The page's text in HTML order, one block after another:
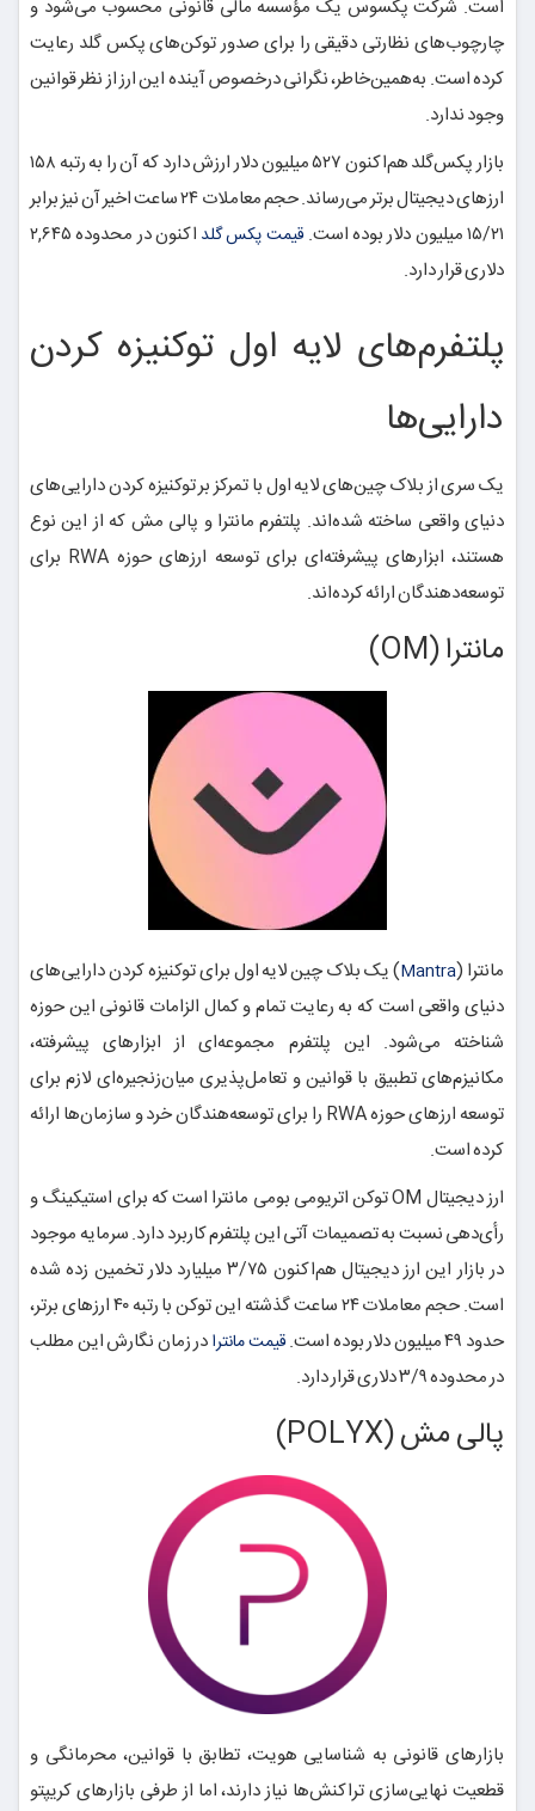
است. شرکت پکسوس یک مؤسسه مالی قانونی محسوب می‌شود و
چارچوب‌های نظارتی دقیقی را برای صدور توکن‌های پکس گلد رعایت
کرده است. به‌همین‌خاطر، نگرانی درخصوص آینده این ارز از نظر قوانین
وجود ندارد.
بازار پکس‌گلد هم‌اکنون ۵۲۷ میلیون دلار ارزش دارد که آن را به رتبه ۱۵۸
ارزهای دیجیتال برتر می‌رساند. حجم معاملات ۲۴ ساعت اخیر آن نیز برابر
۱۵/۲۱ میلیون دلار بوده است.
قیمت پکس گلد
اکنون در محدوده ۲,۶۴۵
دلاری قرار دارد.
پلتفرم‌های لایه اول توکنیزه کردن
دارایی‌ها
یک سری از بلاک چین‌های لایه اول با تمرکز بر توکنیزه کردن دارایی‌های
دنیای واقعی ساخته شده‌اند. پلتفرم مانترا و پالی مش که از این نوع
هستند، ابزارهای پیشرفته‌ای برای توسعه ارزهای حوزه RWA برای
توسعه‌دهندگان ارائه کرده‌اند.
مانترا (OM)
مانترا (Mantra) یک بلاک چین لایه اول برای توکنیزه کردن دارایی‌های
دنیای واقعی است که به رعایت تمام و کمال الزامات قانونی این حوزه
شناخته می‌شود. این پلتفرم مجموعه‌ای از ابزارهای پیشرفته،
مکانیزم‌های تطبیق با قوانین و تعامل‌پذیری میان‌زنجیره‌ای لازم برای
توسعه ارزهای حوزه RWA را برای توسعه‌هندگان خرد و سازمان‌ها ارائه
کرده است.
ارز دیجیتال OM توکن اتریومی بومی مانترا است که برای استیکینگ و
رأی‌دهی نسبت به تصمیمات آتی این پلتفرم کاربرد دارد. سرمایه موجود
در بازار این ارز دیجیتال هم‌اکنون ۳/۷۵ میلیارد دلار تخمین زده شده
است. حجم معاملات ۲۴ ساعت گذشته این توکن با رتبه ۴۰ ارزهای برتر،
حدود ۴۹ میلیون دلار بوده است.
قیمت مانترادر زمان نگارش این مطلب
در محدوده ۳/۹ دلاری قرار دارد.
پالی مش (POLYX)
بازارهای قانونی به شناسایی هویت، تطابق با قوانین، محرمانگی و
قطعیت نهایی‌سازی تراکنش‌ها نیاز دارند، اما از طرفی بازارهای کریپتو